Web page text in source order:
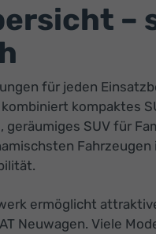
für jeden
kombiniert kompaktes
SUV für
Fahrzeugen
ermöglicht
Neuwagen. Viele